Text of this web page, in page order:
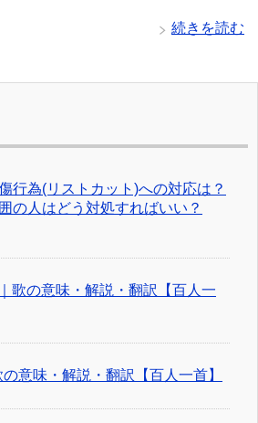
続きを読む
行為(リストカット)への対応は？
の人はどう対処すればいい？
歌の意味・解説・翻訳【百人一
意味・解説・翻訳【百人一首】